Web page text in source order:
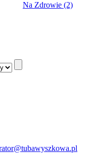
Na Zdrowie (2)